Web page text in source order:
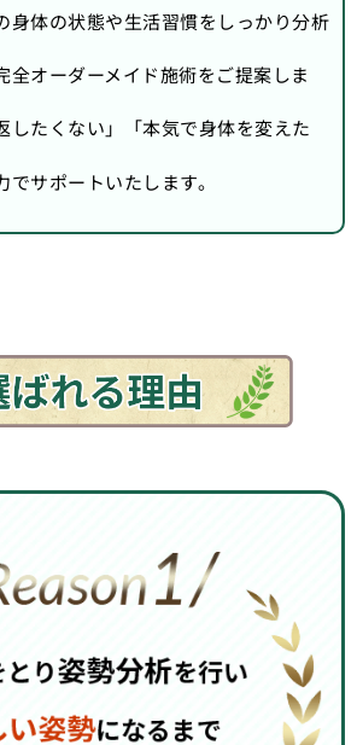
身体の状態や生活習慣をしっかり分析
全オーダーメイド施術をご提案しま
したくない」「本気で身体を変えた
サポートいたします。